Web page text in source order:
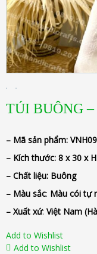
TÚI BUÔNG
– Mã sản phẩm:
– Kích thước: 8 x 30 x
– Chất liệu: Buông
– Màu sắc: Màu cói tự
– Xuất xứ: Việt Nam
Add to Wishlist
Add to Wishlist